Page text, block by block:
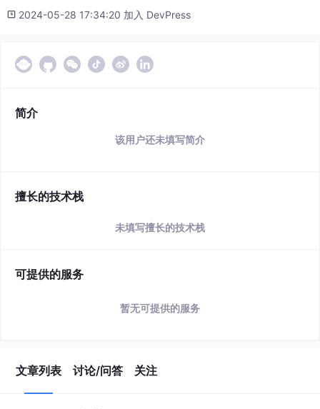
2024-05-28 17:34:20 加入 DevPress
简介
该用户还未填写简介
擅长的技术栈
未填写擅长的技术栈
可提供的服务
暂无可提供的服务
文章列表 讨论/问答 关注